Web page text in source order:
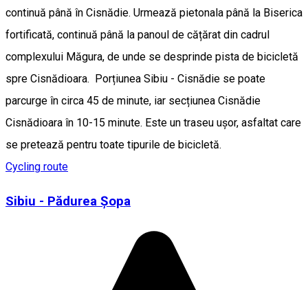
continuă până în Cisnădie. Urmează pietonala până la Biserica
fortificată, continuă până la panoul de cățărat din cadrul
complexului Măgura, de unde se desprinde pista de bicicletă
spre Cisnădioara. Porțiunea Sibiu - Cisnădie se poate
parcurge în circa 45 de minute, iar secțiunea Cisnădie
Cisnădioara în 10-15 minute. Este un traseu ușor, asfaltat care
se pretează pentru toate tipurile de bicicletă.
Cycling route
Sibiu - Pădurea Șopa